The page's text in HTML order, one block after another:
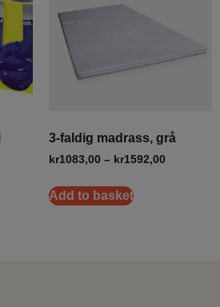
3-faldig madrass, grå
kr1083,00 – kr1592,00
Add to basket